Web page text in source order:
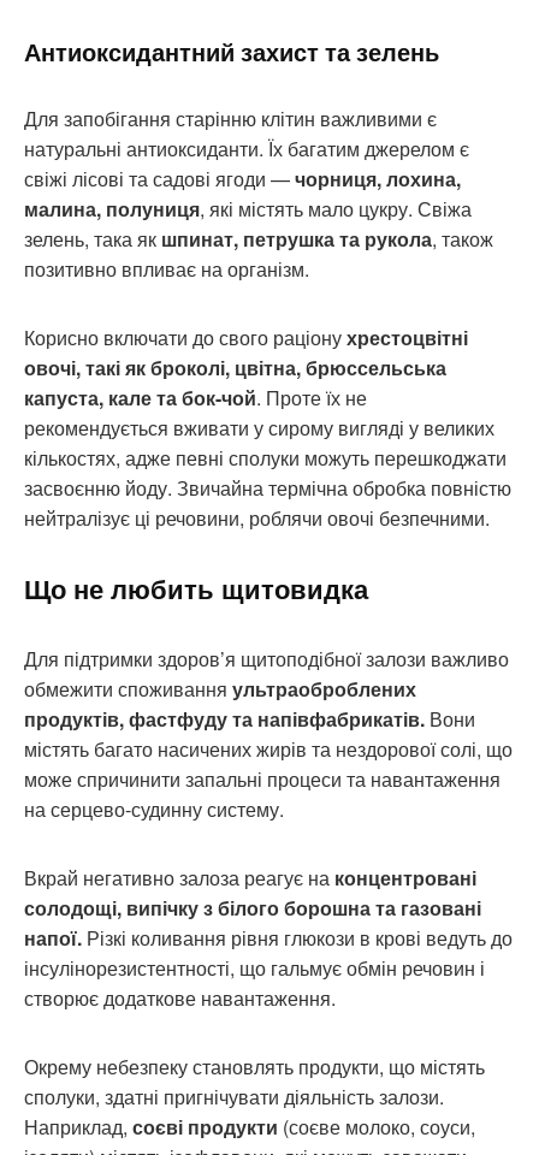
Антиоксидантний захист та зелень
Для запобігання старінню клітин важливими є
натуральні антиоксиданти. Їх багатим джерелом є
свіжі лісові та садові ягоди —чорниця, лохина,
малина, полуниця, які містять мало цукру. Свіжа
зелень, така як шпинат, петрушка та рукола, також
позитивно впливає на організм.
Корисно включати до свого раціонухрестоцвітні
овочі, такі як броколі, цвітна, брюссельська
капуста, кале та бок-чой. Проте їх не
рекомендується вживати у сирому вигляді у великих
кількостях, адже певні сполуки можуть перешкоджати
засвоєнню йоду. Звичайна термічна обробка повністю
нейтралізує ці речовини, роблячи овочі безпечними.
Що не любить щитовидка
Для підтримки здоров’я щитоподібної залози важливо
обмежити споживання ультраоброблених
продуктів, фастфуду та напівфабрикатів. Вони
містять багато насичених жирів та нездорової солі, що
може спричинити запальні процеси та навантаження
на серцево-судинну систему.
Вкрай негативно залоза реагує на концентровані
солодощі, випічку з білого борошна та газовані
напої. Різкі коливання рівня глюкози в крові ведуть до
інсулінорезистентності, що гальмує обмін речовин і
створює додаткове навантаження.
Окрему небезпеку становлять продукти, що містять
сполуки, здатні пригнічувати діяльність залози.
Наприклад, соєві продукти (соєве молоко, соуси,